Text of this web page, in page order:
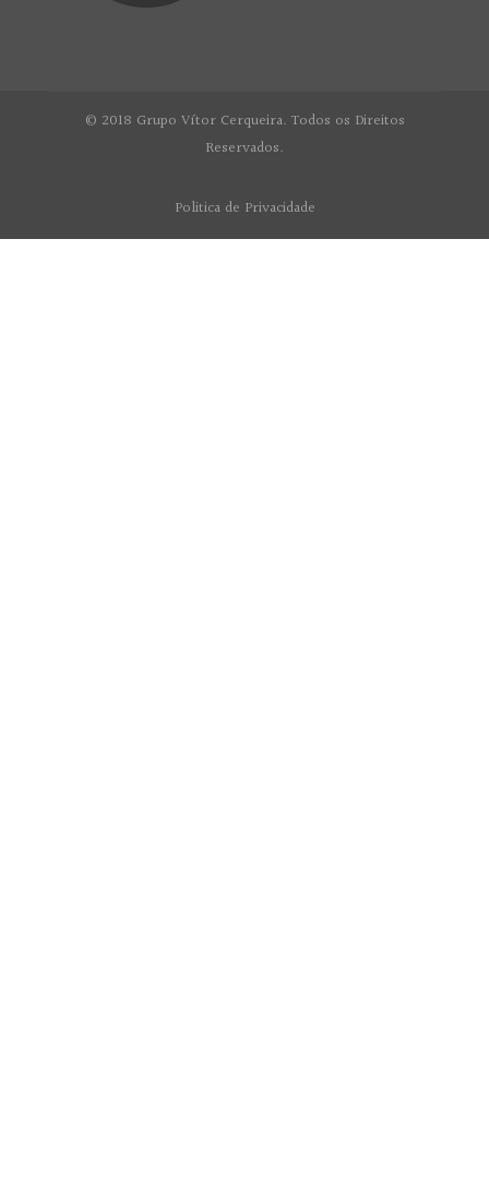
© 2018 Grupo Vítor Cerqueira. Todos os Direitos
Reservados.
Politica de Privacidade